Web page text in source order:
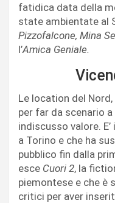
fatidica data della
state ambientate al
Pizzofalcone, Mina
l’Amica Geniale.
Le location del
per far da scenario
indiscusso valore.
a Torino e che ha
pubblico fin dalla
esce Cuori 2, la
piemontese e che è
critici per aver